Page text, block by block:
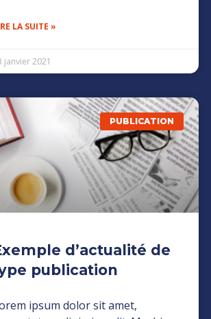
LA SUITE »
janvier 2021
PUBLICATION
d’actualité de
publication
ipsum dolor sit amet,